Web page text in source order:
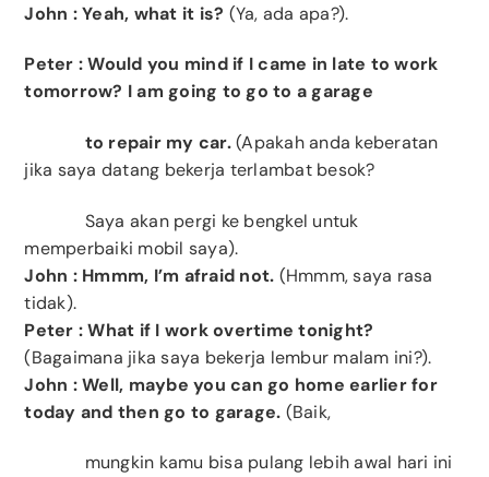
John : Yeah, what it is? (Ya, ada apa?).
Peter :Would you mind if I came in late to work
tomorrow? I am going to go to a garage
to repair my car.(Apakah anda keberatan
jika saya datang bekerja terlambat besok?
Saya akan pergi ke bengkel untuk
memperbaiki mobil saya).
John : Hmmm, I’m afraid not. (Hmmm, saya rasa
tidak).
Peter : What if I work overtime tonight?
(Bagaimana jika saya bekerja lembur malam ini?).
John : Well, maybe you can go home earlier for
today and then go to garage. (Baik,
mungkin kamu bisa pulang lebih awal hari ini